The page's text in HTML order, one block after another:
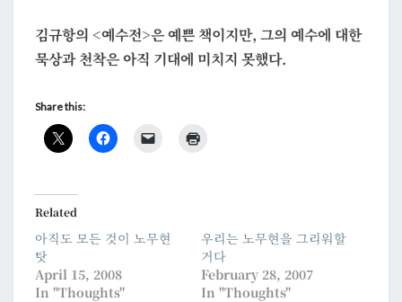
김규항의 <예수전>은 예쁜 책이지만, 그의 예수에 대한
묵상과 천착은 아직 기대에 미치지 못했다.
Share this:
Related
아직도 모든 것이 노무현
탓
April 15, 2008
In "Thoughts"
우리는 노무현을 그리워할
거다
February 28, 2007
In "Thoughts"